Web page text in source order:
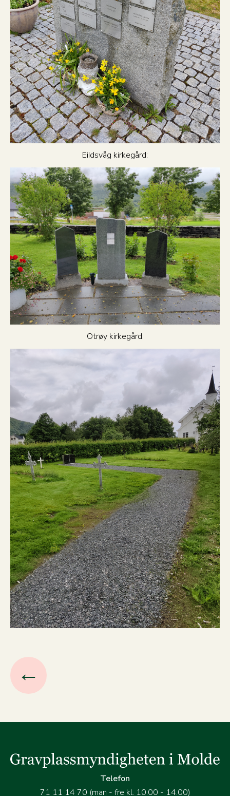
EiIdsvåg kirkegård:
Otrøy kirkegård:
←
Telefon
71 11 14 70 (man - fre kl. 10.00 - 14.00)